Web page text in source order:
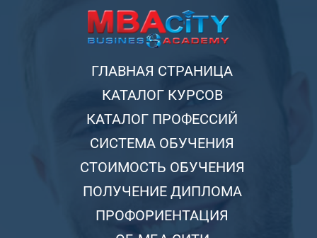
ГЛАВНАЯ СТРАНИЦА
КАТАЛОГ КУРСОВ
КАТАЛОГ ПРОФЕССИЙ
СИСТЕМА ОБУЧЕНИЯ
СТОИМОСТЬ ОБУЧЕНИЯ
ПОЛУЧЕНИЕ ДИПЛОМА
ПРОФОРИЕНТАЦИЯ